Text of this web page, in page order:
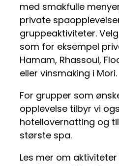
med smakfulle
private
gruppeaktiviteter.
som for eksempel
Hamam, Rhassoul,
eller vinsmaking i Mori.
For grupper som
opplevelse tilbyr vi
hotellovernatting og
største spa.
Les mer om